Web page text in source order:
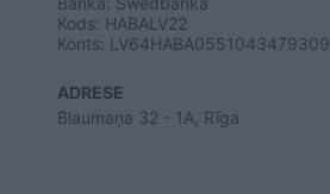
Kods: HABALV22
Konts: LV64HABA0551043479309
ADRESE
Blaumaņa 32 - 1A, Rīga